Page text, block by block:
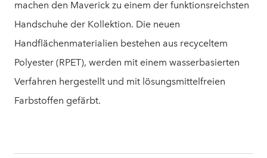
machen den Maverick zu einem der funktionsreichsten
Handschuhe der Kollektion. Die neuen
Handflächenmaterialien bestehen aus recyceltem
Polyester (RPET), werden mit einem wasserbasierten
Verfahren hergestellt und mit lösungsmittelfreien
Farbstoffen gefärbt.